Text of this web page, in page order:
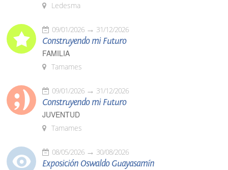
Ledesma
09/01/2026 31/12/2026
Construyendo mi Futuro
FAMILIA
Tamames
09/01/2026 31/12/2026
Construyendo mi Futuro
JUVENTUD
Tamames
08/05/2026 30/08/2026
Exposición Oswaldo Guayasamín